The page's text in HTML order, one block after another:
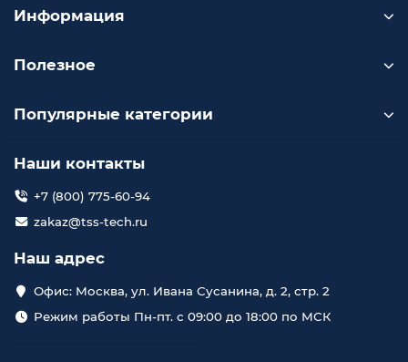
Информация
Полезное
Популярные категории
Наши контакты
+7 (800) 775-60-94
zakaz@tss-tech.ru
Наш адрес
Офис: Москва, ул. Ивана Сусанина, д. 2, стр. 2
Режим работы Пн-пт. с 09:00 до 18:00 по МСК